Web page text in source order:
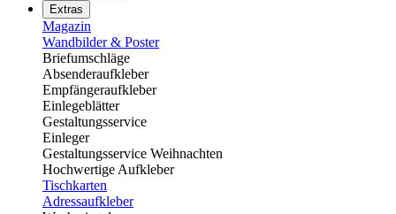
Extras
Magazin
Wandbilder & Poster
Briefumschläge
Absenderaufkleber
Empfängeraufkleber
Einlegeblätter
Gestaltungsservice
Einleger
Gestaltungsservice Weihnachten
Hochwertige Aufkleber
Tischkarten
Adressaufkleber